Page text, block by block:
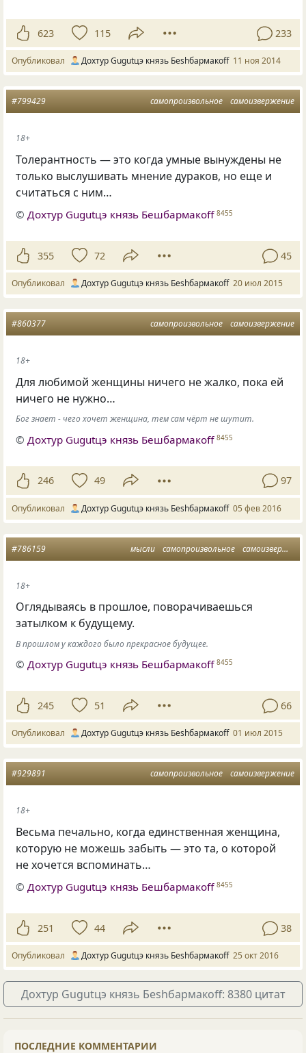
623 115 233
Опубликовал Дохтур Gugutцэ князь Беshбармакоff 11 ноя 2014
самопроизвольное самоизвержение
#799429
18+
Толерантность — это когда умные вынуждены не
только выслушивать мнение дураков, но еще и
считаться с ним…
©Дохтур Gugutцэ князь Бешбармакоff 8455
355 72 45
Опубликовал Дохтур Gugutцэ князь Беshбармакоff 20 июл 2015
самопроизвольное самоизвержение
#860377
18+
Для любимой женщины ничего не жалко, пока ей
ничего не нужно…
Бог знает - чего хочет женщина, тем сам чёрт не шутит.
© Дохтур Gugutцэ князь Бешбармакоff 8455
246 49 97
Опубликовал Дохтур Gugutцэ князь Беshбармакоff 05 фев 2016
мысли самопроизвольное самоизвержение
#786159
18+
Оглядываясь в прошлое, поворачиваешься
затылком к будущему.
В прошлом у каждого было прекрасное будущее.
©Дохтур Gugutцэ князь Бешбармакоff 8455
245 51 66
Опубликовал Дохтур Gugutцэ князь Беshбармакоff 01 июл 2015
самопроизвольное самоизвержение
#929891
18+
Весьма печально, когда единственная женщина,
которую не можешь забыть — это та, о которой
не хочется вспоминать…
©Дохтур Gugutцэ князь Бешбармакоff 8455
251 44 38
Опубликовал Дохтур Gugutцэ князь Беshбармакоff 25 окт 2016
Дохтур Gugutцэ князь Беshбармакоff: 8380 цитат
ПОСЛЕДНИЕ КОММЕНТАРИИ